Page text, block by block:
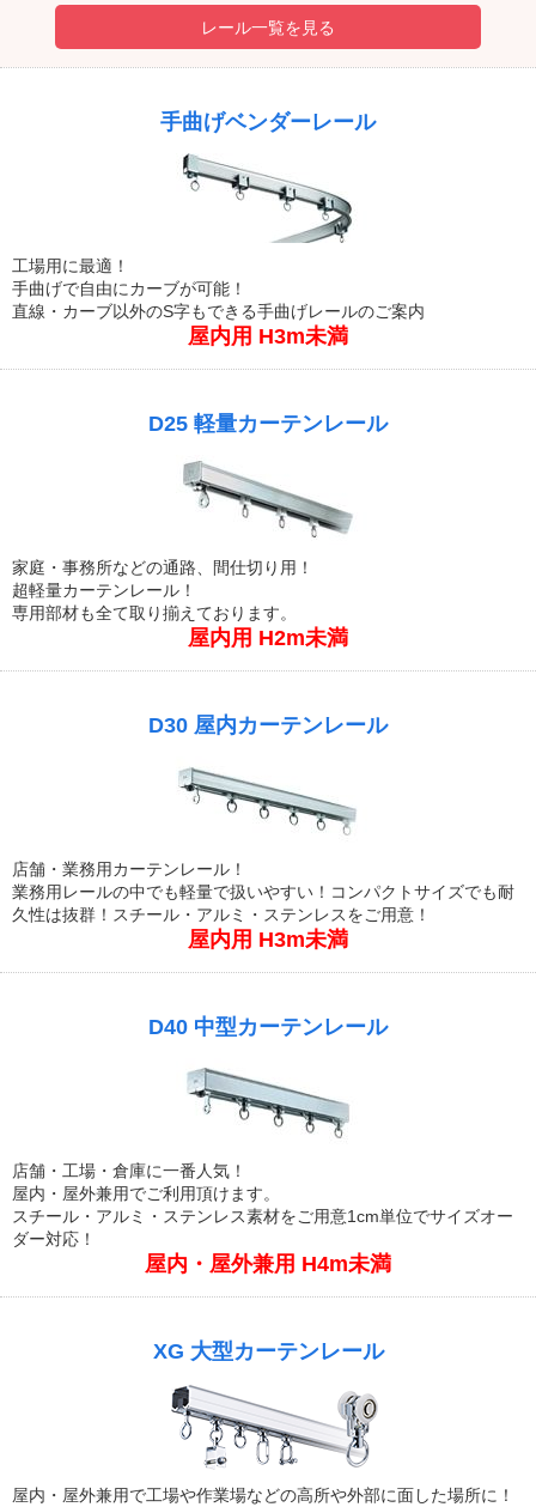
レール一覧を見る
手曲げベンダーレール
工場用に最適！
手曲げで自由にカーブが可能！
直線・カーブ以外のS字もできる手曲げレールのご案内
屋内用 H3m未満
D25 軽量カーテンレール
家庭・事務所などの通路、間仕切り用！
超軽量カーテンレール！
専用部材も全て取り揃えております。
屋内用 H2m未満
D30 屋内カーテンレール
店舗・業務用カーテンレール！
業務用レールの中でも軽量で扱いやすい！コンパクトサイズでも耐
久性は抜群！スチール・アルミ・ステンレスをご用意！
屋内用 H3m未満
D40 中型カーテンレール
店舗・工場・倉庫に一番人気！
屋内・屋外兼用でご利用頂けます。
スチール・アルミ・ステンレス素材をご用意1cm単位でサイズオー
ダー対応！
屋内・屋外兼用 H4m未満
XG 大型カーテンレール
屋内・屋外兼用で工場や作業場などの高所や外部に面した場所に！